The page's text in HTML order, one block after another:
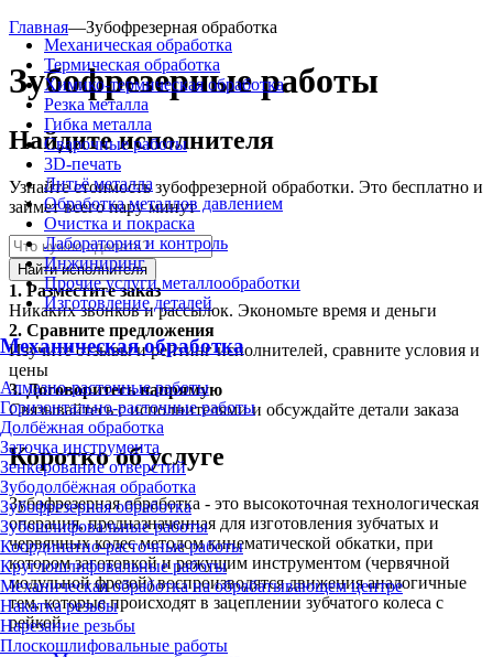
Механическая обработка
Термическая обработка
Химико-термическая обработка
Резка металла
Гибка металла
Сварочные работы
3D-печать
Литьё металла
Обработка металлов давлением
Очистка и покраска
Лаборатория и контроль
Инжиниринг
Прочие услуги металлообработки
Изготовление деталей
Механическая обработка
Алмазно-расточные работы
Горизонтально-расточные работы
Долбёжная обработка
Заточка инструмента
Зенкерование отверстий
Зубодолбёжная обработка
Зубофрезерная обработка
Зубошлифовальные работы
Координатно-расточные работы
Круглошлифовальные работы
Механическая обработка на обрабатывающем центре
Накатка резьбы
Нарезание резьбы
Плоскошлифовальные работы
Главная—Зубофрезерная обработка
Зубофрезерные работы
Найдите исполнителя
Узнайте стоимость зубофрезерной обработки. Это бесплатно и
займет всего пару минут
Найти исполнителя
1. Разместите заказ
Никаких звонков и рассылок. Экономьте время и деньги
2. Сравните предложения
Изучите отзывы и рейтинг исполнителей, сравните условия и
цены
3.Договоритесь напрямую
Связывайтесь с исполнителями и обсуждайте детали заказа
Коротко об услуге
Зубофрезерная обработка - это высокоточная технологическая
операция, предназначенная для изготовления зубчатых и
червячных колес методом кинематической обкатки, при
котором заготовкой и режущим инструментом (червячной
модульной фрезой) воспроизводятся движения аналогичные
тем, которые происходят в зацеплении зубчатого колеса с
рейкой.